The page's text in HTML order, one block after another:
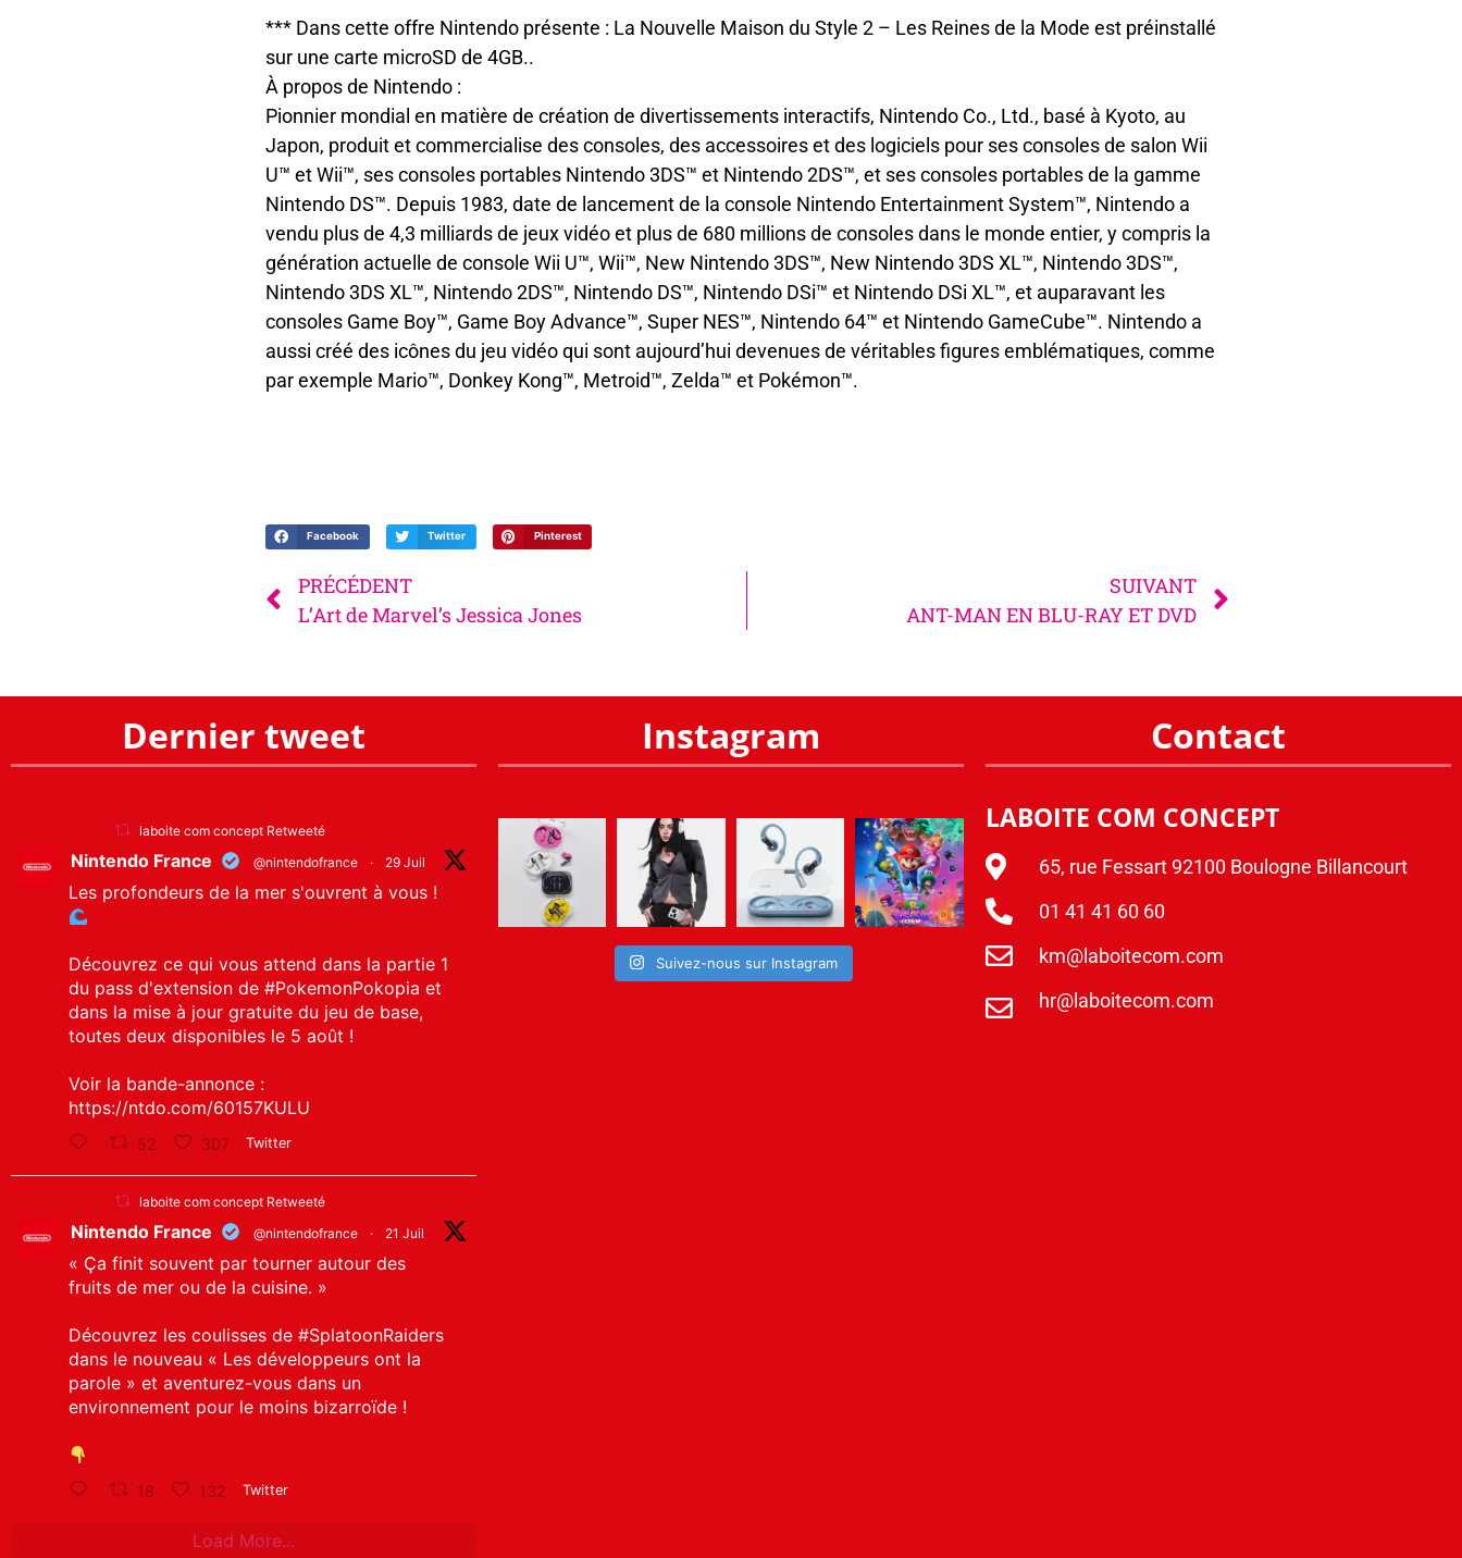
*** Dans cette offre Nintendo présente : La Nouvelle Maison du Style 2 – Les Reines de la Mode est préinstallé
sur une carte microSD de 4GB..
À propos de Nintendo :
Pionnier mondial en matière de création de divertissements interactifs, Nintendo Co., Ltd., basé à Kyoto, au
Japon, produit et commercialise des consoles, des accessoires et des logiciels pour ses consoles de salon Wii
U™ et Wii™, ses consoles portables Nintendo 3DS™ et Nintendo 2DS™, et ses consoles portables de la gamme
Nintendo DS™. Depuis 1983, date de lancement de la console Nintendo Entertainment System™, Nintendo a
vendu plus de 4,3 milliards de jeux vidéo et plus de 680 millions de consoles dans le monde entier, y compris la
génération actuelle de console Wii U™, Wii™, New Nintendo 3DS™, New Nintendo 3DS XL™, Nintendo 3DS™,
Nintendo 3DS XL™, Nintendo 2DS™, Nintendo DS™, Nintendo DSi™ et Nintendo DSi XL™, et auparavant les
consoles Game Boy™, Game Boy Advance™, Super NES™, Nintendo 64™ et Nintendo GameCube™. Nintendo a
aussi créé des icônes du jeu vidéo qui sont aujourd’hui devenues de véritables figures emblématiques, comme
par exemple Mario™, Donkey Kong™, Metroid™, Zelda™ et Pokémon™.
Facebook Twitter Pinterest
PRÉCÉDENT
L’Art de Marvel’s Jessica Jones
SUIVANT
ANT-MAN EN BLU-RAY ET DVD
Dernier tweet
laboite com concept Retweeté
Nintendo France @nintendofrance · 29 Juil
Les profondeurs de la mer s'ouvrent à vous !
Découvrez ce qui vous attend dans la partie 1
du pass d'extension de #PokemonPokopia et
dans la mise à jour gratuite du jeu de base,
toutes deux disponibles le 5 août !
Voir la bande-annonce :
https://ntdo.com/60157KULU
52 307 Twitter
laboite com concept Retweeté
Nintendo France @nintendofrance · 21 Juil
« Ça finit souvent par tourner autour des
fruits de mer ou de la cuisine. »
Découvrez les coulisses de #SplatoonRaiders
dans le nouveau « Les développeurs ont la
parole » et aventurez-vous dans un
environnement pour le moins bizarroïde !
18 132 Twitter
Load More...
Instagram
Suivez-nous sur Instagram
Contact
LABOITE COM CONCEPT
65, rue Fessart 92100 Boulogne Billancourt
01 41 41 60 60
km@laboitecom.com
hr@laboitecom.com